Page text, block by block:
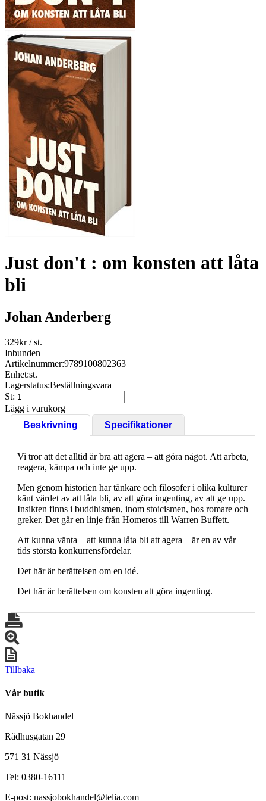
Just don't : om konsten att låta
bli
Johan Anderberg
329kr/ st.
Inbunden
Artikelnummer:9789100802363
Enhet:st.
Lagerstatus:Beställningsvara
St:
Lägg i varukorg
Beskrivning
Specifikationer
Vi tror att det alltid är bra att agera – att göra något. Att arbeta,
reagera, kämpa och inte ge upp.
Men genom historien har tänkare och filosofer i olika kulturer
känt värdet av att låta bli, av att göra ingenting, av att ge upp.
Insikten finns i buddhismen, inom stoicismen, hos romare och
greker. Det går en linje från Homeros till Warren Buffett.
Att kunna vänta – att kunna låta bli att agera – är en av vår
tids största konkurrensfördelar.
Det här är berättelsen om en idé.
Det här är berättelsen om konsten att göra ingenting.
Tillbaka
Vår butik
Nässjö Bokhandel
Rådhusgatan 29
571 31 Nässjö
Tel: 0380-16111
E-post: nassjobokhandel@telia.com